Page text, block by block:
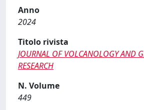
Anno
2024
Titolo rivista
JOURNAL OF VOLCANOLOGY AND
RESEARCH
N. Volume
449